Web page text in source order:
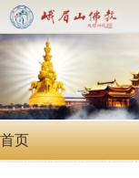
首页